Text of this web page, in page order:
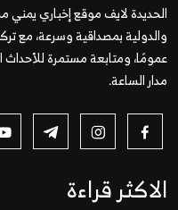
الحديدة لايف موقع إخباري يمني
والدولية بمصداقية وسرعة، مع
عمومًا، ومتابعة مستمرة للأحداث
مدار الساعة.
الاكثر قراءة